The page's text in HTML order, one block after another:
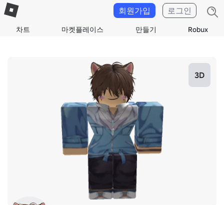
차트 마켓플레이스 만들기 Robux
회원가입 로그인
3D